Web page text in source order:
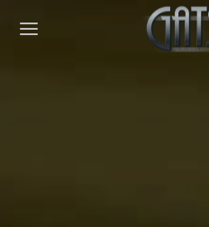
Cookies management panel